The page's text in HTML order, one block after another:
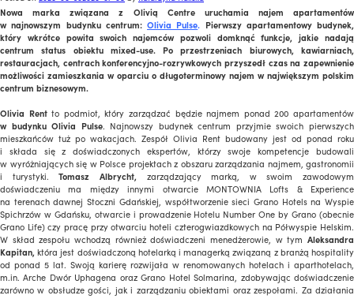
Nowa marka związana z Olivią Centre uruchamia najem apartamentów
w najnowszym budynku centrum: Olivia Pulse. Pierwszy apartamentowy budynek,
który wkrótce powita swoich najemców pozwoli domknąć funkcje, jakie nadają
centrum status obiektu mixed-use. Po przestrzeniach biurowych, kawiarniach,
restauracjach, centrach konferencyjno-rozrywkowych przyszedł czas na zapewnienie
możliwości zamieszkania w oparciu o długoterminowy najem w największym polskim
centrum biznesowym.
Olivia Rentto podmiot, który zarządzać będzie najmem ponad 200 apartamentów
w budynku Olivia Pulse. Najnowszy budynek centrum przyjmie swoich pierwszych
mieszkańców tuż po wakacjach. Zespół Olivia Rent budowany jest od ponad roku
i składa się z doświadczonych ekspertów, którzy swoje kompetencje budowali
w wyróżniających się w Polsce projektach z obszaru zarządzania najmem, gastronomii
i turystyki.Tomasz Albrycht, zarządzający marką, w swoim zawodowym
doświadczeniu ma między innymi otwarcie MONTOWNIA Lofts & Experience
na terenach dawnej Stoczni Gdańskiej, współtworzenie sieci Grano Hotels na Wyspie
Spichrzów w Gdańsku, otwarcie i prowadzenie Hotelu Number One by Grano (obecnie
Grano Life) czy pracę przy otwarciu hoteli czterogwiazdkowych na Półwyspie Helskim.
W skład zespołu wchodzą również doświadczeni menedżerowie, w tym Aleksandra
Kapitan, która jest doświadczoną hotelarką i managerką związaną z branżą hospitality
od ponad 5 lat. Swoją karierę rozwijała w renomowanych hotelach i aparthotelach,
m.in. Arche Dwór Uphagena oraz Grano Hotel Solmarina, zdobywając doświadczenie
zarówno w obsłudze gości, jak i zarządzaniu obiektami oraz zespołami. Za działania